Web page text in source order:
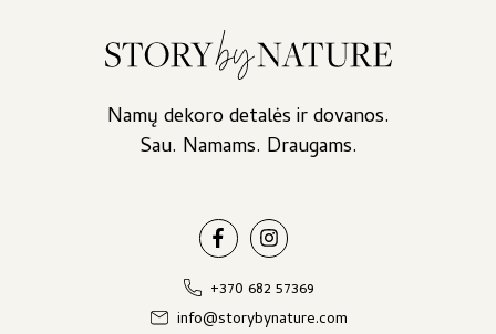
Namų dekoro detalės ir dovanos.
Sau. Namams. Draugams.
+370 682 57369
info@storybynature.com